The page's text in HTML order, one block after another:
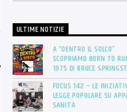
ULTIME NOTIZIE
A “DENTRO IL SOLCO”
SCOPRIAMO BORN TO
1975 DI BRUCE
FOCUS 142 – LE
LEGGE POPOLARE SU
SANITÀ